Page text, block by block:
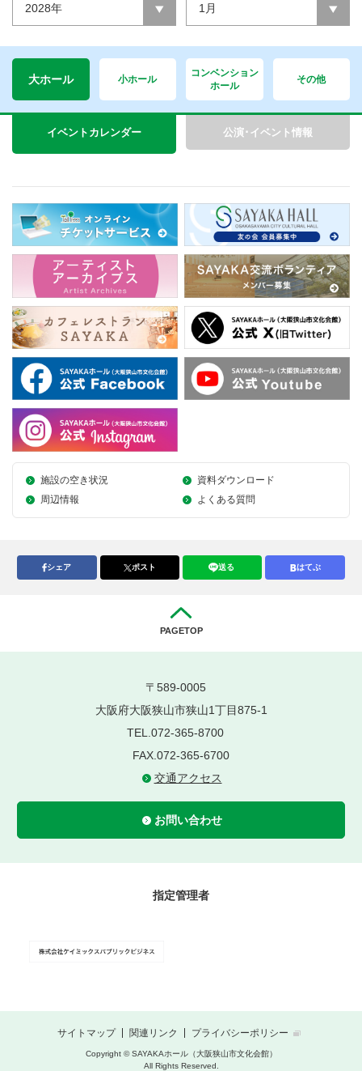
2028年 1月
大ホール 小ホール
コンベンション
ホール
その他
イベントカレンダー 公演･イベント情報
施設の空き状況
資料ダウンロード
周辺情報
よくある質問
シェア ポスト 送る はてぶ
PAGETOP
〒589-0005
大阪府大阪狭山市狭山1丁目875-1
TEL.072-365-8700
FAX.072-365-6700
交通アクセス
お問い合わせ
指定管理者
サイトマップ 関連リンク プライバシーポリシー
Copyright © SAYAKAホール（大阪狭山市文化会館）
All Rights Reserved.